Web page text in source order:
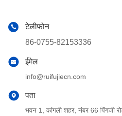
टेलीफोन
86-0755-82153336
ईमेल
info@ruifujiecn.com
पता
भवन 1, कांगली शहर, नंबर 66 पिंगजी